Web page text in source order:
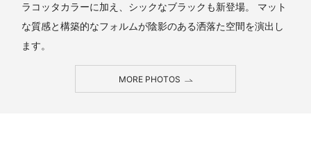
ラコッタカラーに加え、シックなブラックも新登場。 マット
な質感と構築的なフォルムが陰影のある洒落た空間を演出し
ます。
MORE PHOTOS